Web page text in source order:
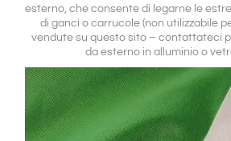
esterno, che consente di legarne le
di ganci o carrucole (non utilizzabile
vendute su questo sito – contattateci
da esterno in alluminio o